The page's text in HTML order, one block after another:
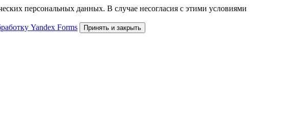
персональных данных. В случае несогласия с этими условиями
Yandex Forms Принять и закрыть